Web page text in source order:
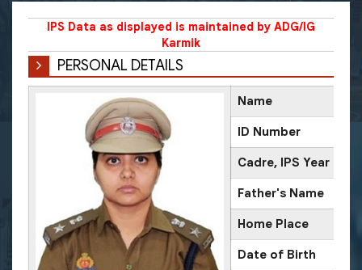
IPS Data as displayed is maintained by ADG/IG
Karmik
PERSONAL DETAILS
Name
ID Number
Cadre, IPS Year
Father's Name
Home Place
Date of Birth